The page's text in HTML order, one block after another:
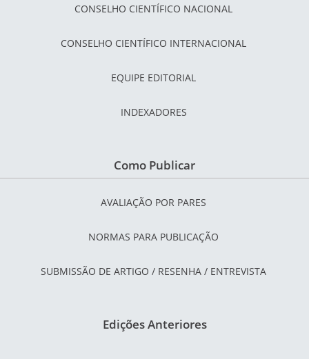
CONSELHO CIENTÍFICO NACIONAL
CONSELHO CIENTÍFICO INTERNACIONAL
EQUIPE EDITORIAL
INDEXADORES
Como Publicar
AVALIAÇÃO POR PARES
NORMAS PARA PUBLICAÇÃO
SUBMISSÃO DE ARTIGO / RESENHA / ENTREVISTA
Edições Anteriores